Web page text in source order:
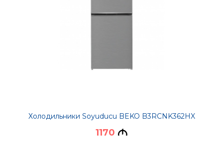
Холодильники Soyuducu BEKO B3RCNK362HX
1170 M